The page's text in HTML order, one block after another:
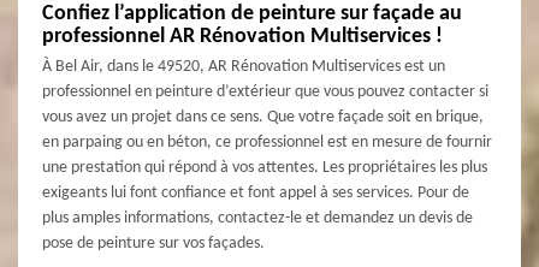
Confiez l’application de peinture sur façade au
professionnel AR Rénovation Multiservices !
À Bel Air, dans le 49520, AR Rénovation Multiservices est un
professionnel en peinture d’extérieur que vous pouvez contacter si
vous avez un projet dans ce sens. Que votre façade soit en brique,
en parpaing ou en béton, ce professionnel est en mesure de fournir
une prestation qui répond à vos attentes. Les propriétaires les plus
exigeants lui font confiance et font appel à ses services. Pour de
plus amples informations, contactez-le et demandez un devis de
pose de peinture sur vos façades.